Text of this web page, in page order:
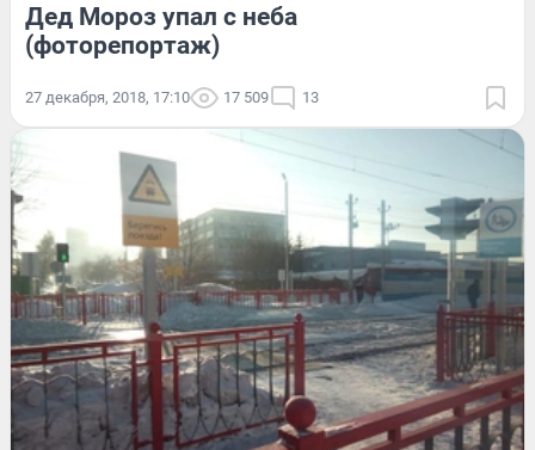
Дед Мороз упал с неба
(фоторепортаж)
27 декабря, 2018, 17:10 17 509 13